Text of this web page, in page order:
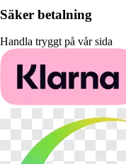
Säker betalning
Handla tryggt på vår sida